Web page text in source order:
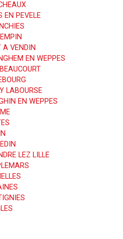
PEVELE
VENDIN
EN WEPPES
LABOURSE
EN WEPPES
LEZ LILLE